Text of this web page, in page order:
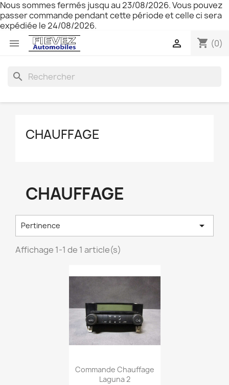
Nous sommes fermés jusqu au 23/08/2026. Vous pouvez
passer commande pendant cette période et celle ci sera
expédiée le 24/08/2026.
 shopping_cart (0)

search
CHAUFFAGE
CHAUFFAGE
Pertinence 
Affichage 1-1 de 1 article(s)
Aperçu rapide
Commande Chauffage
Laguna 2